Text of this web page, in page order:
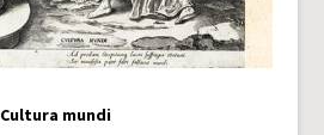
Cultura mundi